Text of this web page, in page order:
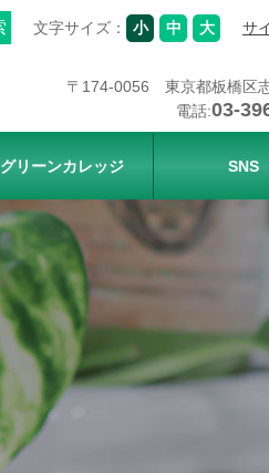
文字サイズ： 小 中 大 サ
〒174-0056 東京都板橋区
電話:03-
グリーンカレッジ SNS